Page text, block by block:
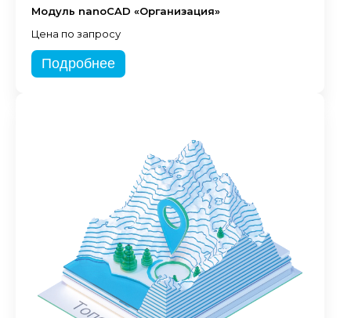
Модуль nanoCAD «Организация»
Цена по запросу
Подробнее